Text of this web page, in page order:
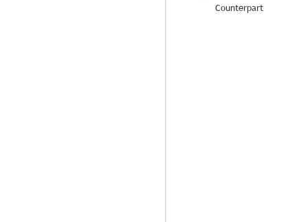
Counterpart